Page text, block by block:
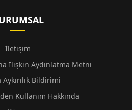
İletişim
İlişkin Aydınlatma Metni
Aykırılık Bildirimi
Kullanım Hakkında